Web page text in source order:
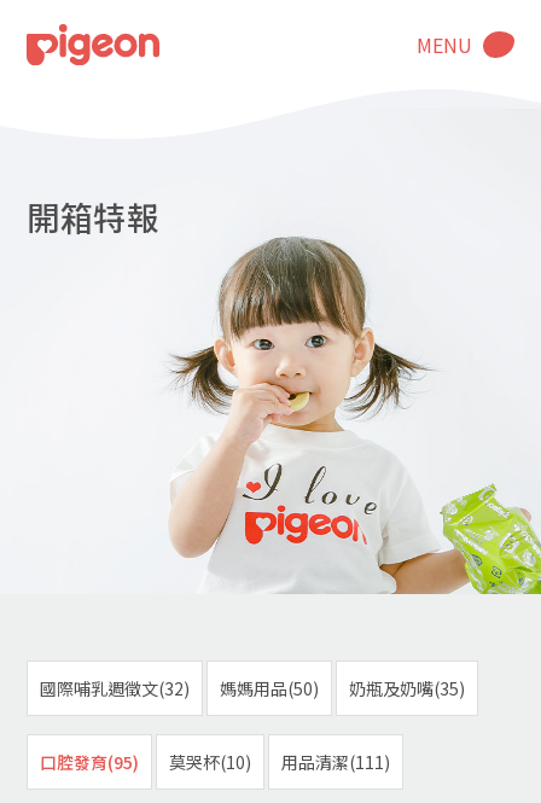
MENU
開箱特報
國際哺乳週徵文(32) 媽媽用品(50) 奶瓶及奶嘴(35)
口腔發育(95) 莫哭杯(10) 用品清潔(111)